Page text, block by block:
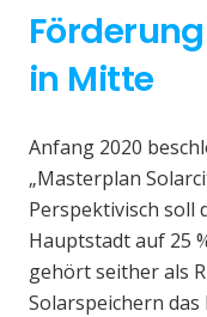
in Mitte
Anfang 2020
„Masterplan
Perspektivisch soll
Hauptstadt auf 25
gehört seither als
Solarspeichern das